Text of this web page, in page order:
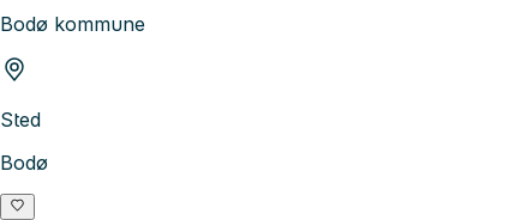
Bodø kommune
Sted
Bodø